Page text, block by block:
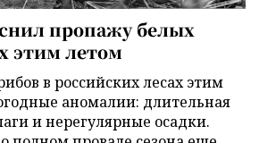
пропажу белых
этим летом
в российских лесах этим
аномалии: длительная
и нерегулярные осадки.